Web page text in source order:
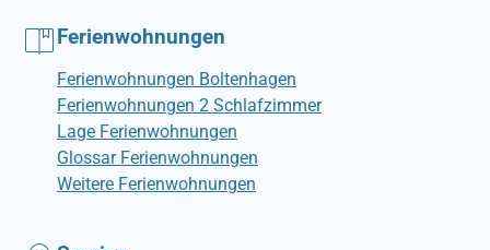
Ferienwohnungen
Ferienwohnungen Boltenhagen
Ferienwohnungen 2 Schlafzimmer
Lage Ferienwohnungen
Glossar Ferienwohnungen
Weitere Ferienwohnungen